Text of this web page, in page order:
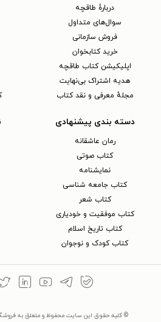
دربارهٔ طاقچه
سوال‌های متداول
فروش سازمانی
خرید کتابخوان
اپلیکیشن کتاب طاقچه
هدیه اشتراک بی‌نهایت
مجلهٔ معرفی و نقد کتاب
دسته بندی پیشنهادی
رمان عاشقانه
کتاب‌ صوتی
نمایشنامه
کتاب جامعه شناسی
کتاب شعر
کتاب موفقیت و خودیاری
کتاب تاریخ اسلام
کتاب کودک و نوجوان
© کلیه حقوق این سایت محفوظ و متعلق به